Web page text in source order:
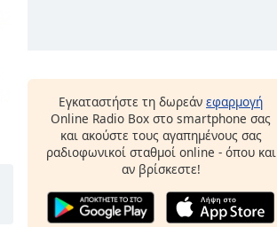
Εγκαταστήστε τη δωρεάν εφαρμογή
Online Radio Box στο smartphone σας
και ακούστε τους αγαπημένους σας
ραδιοφωνικοί σταθμοί online - όπου και
αν βρίσκεστε!